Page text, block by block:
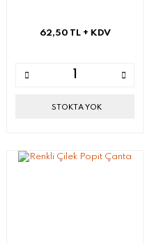
62,50 TL + KDV
STOKTA YOK